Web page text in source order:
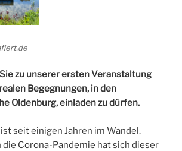
zu unserer ersten Veranstaltung
Begegnungen, in den
Oldenburg, einladen zu dürfen.
seit einigen Jahren im Wandel.
Corona-Pandemie hat sich dieser